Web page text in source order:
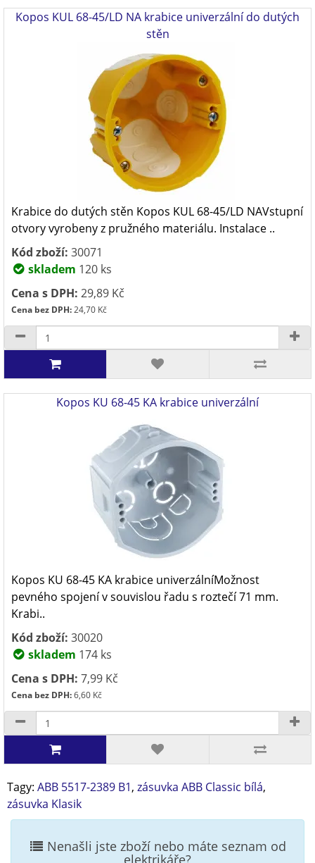
Kopos KUL 68-45/LD NA krabice univerzální do dutých
stěn
Krabice do dutých stěn Kopos KUL 68-45/LD NAVstupní
otvory vyrobeny z pružného materiálu. Instalace ..
Kód zboží: 30071
skladem 120 ks
Cena s DPH: 29,89 Kč
Cena bez DPH:24,70 Kč
Kopos KU 68-45 KA krabice univerzální
Kopos KU 68-45 KA krabice univerzálníMožnost
pevného spojení v souvislou řadu s roztečí 71 mm.
Krabi..
Kód zboží: 30020
skladem 174 ks
Cena s DPH: 7,99 Kč
Cena bez DPH:6,60 Kč
Tagy: ABB 5517-2389 B1, zásuvka ABB Classic bílá,
zásuvka Klasik
Nenašli jste zboží nebo máte seznam od
elektrikáře?